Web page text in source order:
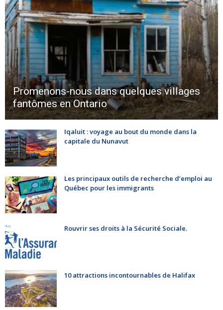
Promenons-nous dans quelques villages
fantômes en Ontario
Iqaluit : voyage au bout du monde dans la
capitale du Nunavut
Les principaux outils de recherche d’emploi au
Québec pour les immigrants
Rouvrir ses droits à la Sécurité Sociale.
10 attractions incontournables de Halifax